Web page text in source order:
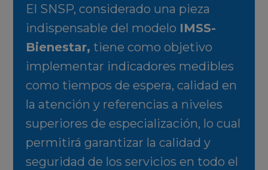
El SNSP, considerado una pieza
indispensable del modelo IMSS-
Bienestar, tiene como objetivo
implementar indicadores medibles
como tiempos de espera, calidad en
la atención y referencias a niveles
superiores de especialización, lo cual
permitirá garantizar la calidad y
seguridad de los servicios en todo el